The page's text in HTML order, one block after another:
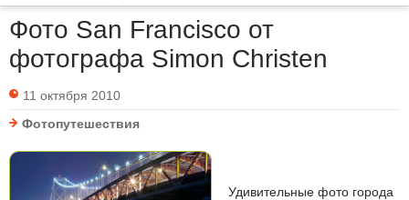
Фото San Francisco от
фотографа Simon Christen
11 октября 2010
Фотопутешествия
Удивительные фото города